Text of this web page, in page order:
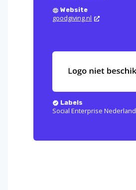
Website
goodgiving.nl
Labels
Social Enterprise Nederland